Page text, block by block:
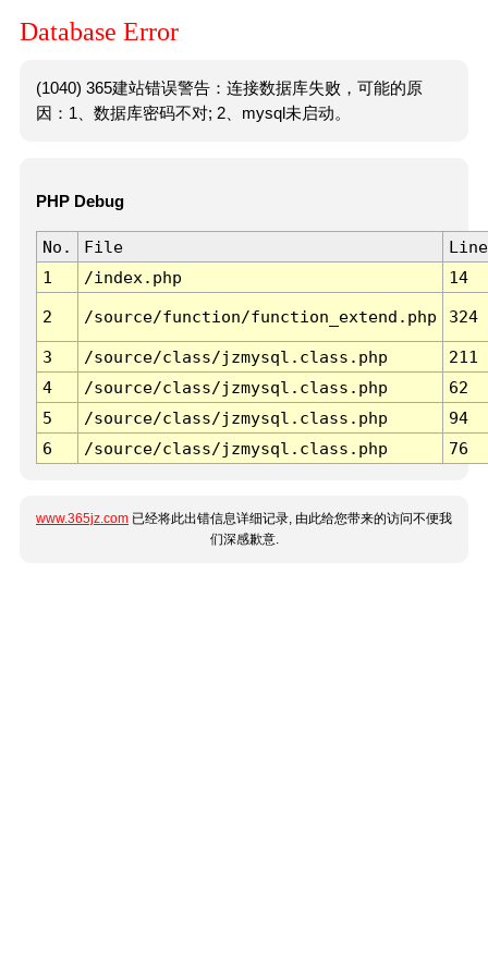
Database Error
(1040) 365建站错误警告：连接数据库失败，可能的原
因：1、数据库密码不对; 2、mysql未启动。
PHP Debug
No. File
Line
1
/index.php 14
2 /source/function/function_extend.php 324
3 /source/class/jzmysql.class.php
211
4
/source/class/jzmysql.class.php
62
5
/source/class/jzmysql.class.php
94
6
/source/class/jzmysql.class.php 76
www.365jz.com 已经将此出错信息详细记录, 由此给您带来的访问不便我
们深感歉意.